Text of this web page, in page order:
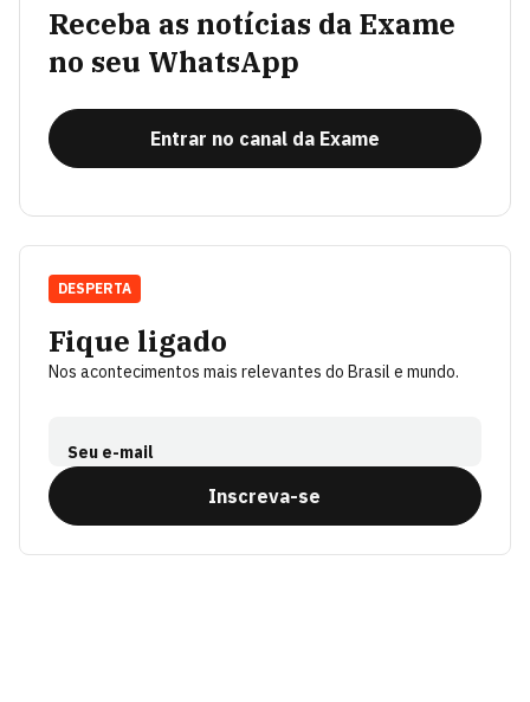
Receba as notícias da Exame
no seu WhatsApp
Entrar no canal da Exame
Fique ligado
Nos acontecimentos mais relevantes do Brasil e mundo.
Seu e-mail
Inscreva-se
DESPERTA